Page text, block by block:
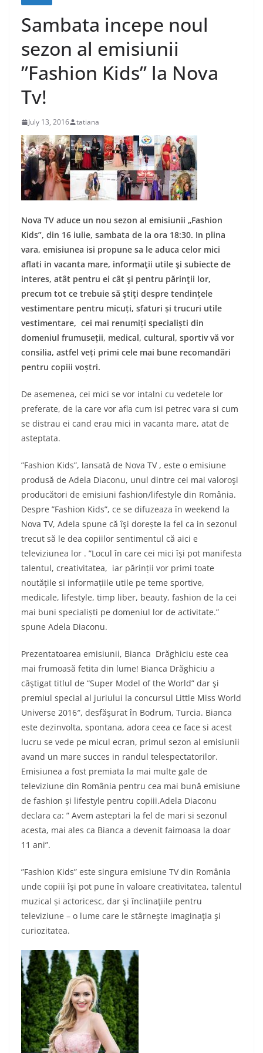
Sambata incepe noul
sezon al emisiunii
”Fashion Kids” la Nova
Tv!
July 13, 2016 tatiana
Nova TV aduce un nou sezon al emisiunii „Fashion
Kids”, din 16 iulie, sambata de la ora 18:30. In plina
vara, emisiunea isi propune sa le aduca celor mici
aflati in vacanta mare, informaţii utile şi subiecte de
interes, atât pentru ei cât şi pentru părinţii lor,
precum tot ce trebuie să ştiţi despre tendințele
vestimentare pentru micuți, sfaturi și trucuri utile
vestimentare, cei mai renumiți specialiști din
domeniul frumuseții, medical, cultural, sportiv vă vor
consilia, astfel veți primi cele mai bune recomandări
pentru copiii voștri.
De asemenea, cei mici se vor intalni cu vedetele lor
preferate, de la care vor afla cum isi petrec vara si cum
se distrau ei cand erau mici in vacanta mare, atat de
asteptata.
”Fashion Kids”, lansată de Nova TV , este o emisiune
produsă de Adela Diaconu, unul dintre cei mai valoroşi
producători de emisiuni fashion/lifestyle din România.
Despre ”Fashion Kids”, ce se difuzeaza în weekend la
Nova TV, Adela spune că îşi dorește la fel ca in sezonul
trecut să le dea copiilor sentimentul că aici e
televiziunea lor . ”Locul în care cei mici își pot manifesta
talentul, creativitatea, iar părinții vor primi toate
noutățile si informațiile utile pe teme sportive,
medicale, lifestyle, timp liber, beauty, fashion de la cei
mai buni specialiști pe domeniul lor de activitate.”
spune Adela Diaconu.
Prezentatoarea emisiunii, Bianca Drăghiciu este cea
mai frumoasă fetita din lume! Bianca Drăghiciu a
câştigat titlul de “Super Model of the World” dar şi
premiul special al juriului la concursul Little Miss World
Universe 2016″, desfăşurat în Bodrum, Turcia. Bianca
este dezinvolta, spontana, adora ceea ce face si acest
lucru se vede pe micul ecran, primul sezon al emisiunii
avand un mare succes in randul telespectatorilor.
Emisiunea a fost premiata la mai multe gale de
televiziune din România pentru cea mai bună emisiune
de fashion și lifestyle pentru copiii.Adela Diaconu
declara ca: ” Avem asteptari la fel de mari si sezonul
acesta, mai ales ca Bianca a devenit faimoasa la doar
11 ani”.
”Fashion Kids” este singura emisiune TV din România
unde copiii îşi pot pune în valoare creativitatea, talentul
muzical și actoricesc, dar şi înclinaţiile pentru
televiziune – o lume care le stârneşte imaginaţia şi
curiozitatea.